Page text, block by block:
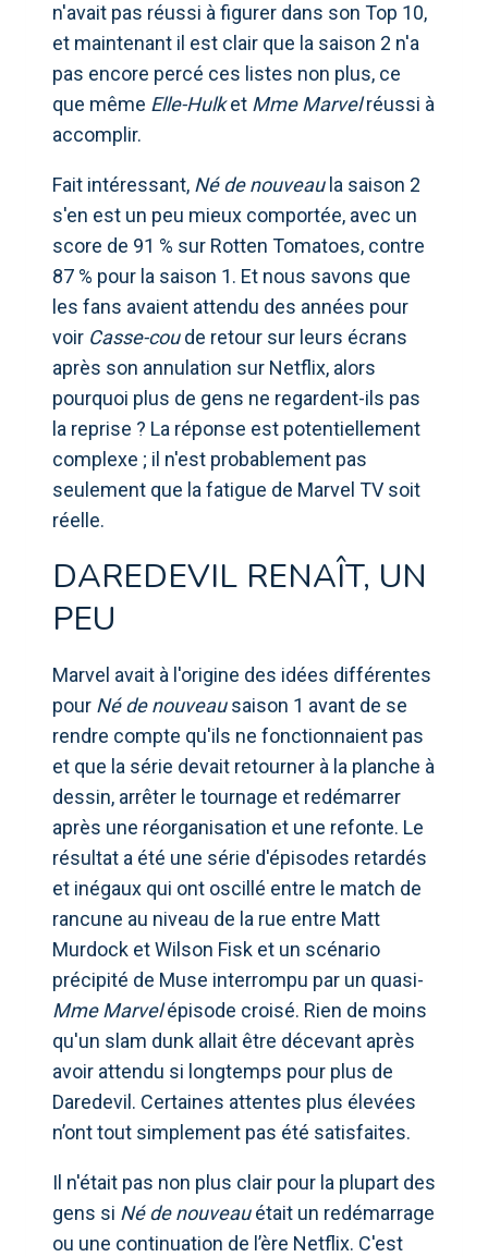
n'avait pas réussi à figurer dans son Top 10,
et maintenant il est clair que la saison 2 n'a
pas encore percé ces listes non plus, ce
que même Elle-Hulket Mme Marvelréussi à
accomplir.
Fait intéressant, Né de nouveaula saison 2
s'en est un peu mieux comportée, avec un
score de 91 % sur Rotten Tomatoes, contre
87 % pour la saison 1. Et nous savons que
les fans avaient attendu des années pour
voir Casse-coude retour sur leurs écrans
après son annulation sur Netflix, alors
pourquoi plus de gens ne regardent-ils pas
la reprise ? La réponse est potentiellement
complexe ; il n'est probablement pas
seulement que la fatigue de Marvel TV soit
réelle.
DAREDEVIL RENAÎT, UN
PEU
Marvel avait à l'origine des idées différentes
pour Né de nouveausaison 1 avant de se
rendre compte qu'ils ne fonctionnaient pas
et que la série devait retourner à la planche à
dessin, arrêter le tournage et redémarrer
après une réorganisation et une refonte. Le
résultat a été une série d'épisodes retardés
et inégaux qui ont oscillé entre le match de
rancune au niveau de la rue entre Matt
Murdock et Wilson Fisk et un scénario
précipité de Muse interrompu par un quasi-
Mme Marvelépisode croisé. Rien de moins
qu'un slam dunk allait être décevant après
avoir attendu si longtemps pour plus de
Daredevil. Certaines attentes plus élevées
n’ont tout simplement pas été satisfaites.
Il n'était pas non plus clair pour la plupart des
gens si Né de nouveauétait un redémarrage
ou une continuation de l’ère Netflix. C'est